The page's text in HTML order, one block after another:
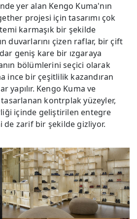
yer alan Kengo Kuma'nın
projesi için tasarımı çok
karmaşık bir şekilde
duvarlarını çizen raflar, bir çift
geniş kare bir ızgaraya
bölümlerini seçici olarak
ince bir çeşitlilik kazandıran
yapılır. Kengo Kuma ve
kontrplak yüzeyler,
içinde geliştirilen entegre
de zarif bir şekilde gizliyor.